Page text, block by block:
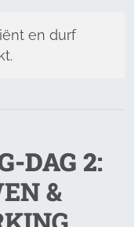
en durf
DAG 2:
&